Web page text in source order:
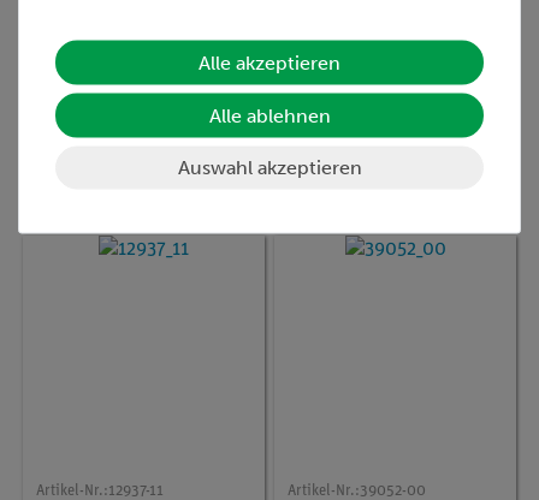
Artikel-Nr.:
Geiger-Müller Zählrohr
für SMARTsense
Radioactivity
Cobra DigiCart (weiß)
284,00 €
Artikel-Nr.:12937-11 Artikel-Nr.:39052-00
Alle akzeptieren
Alle ablehnen
Auswahl akzeptieren